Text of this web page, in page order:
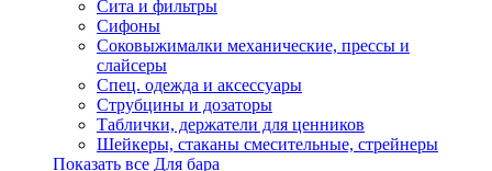
Сита и фильтры
Сифоны
Соковыжималки механические, прессы и
слайсеры
Спец. одежда и аксессуары
Струбцины и дозаторы
Таблички, держатели для ценников
Шейкеры, стаканы смесительные, стрейнеры
Показать все Для бара